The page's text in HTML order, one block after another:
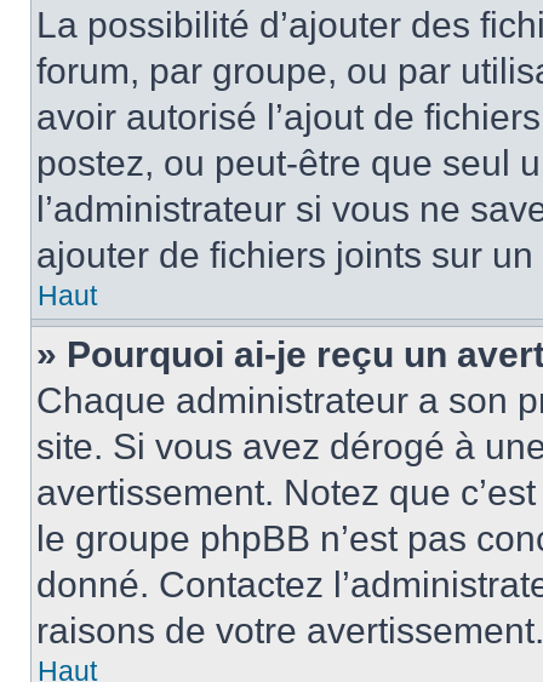
La possibilité d’ajouter des
forum, par groupe, ou par
avoir autorisé l’ajout de
postez, ou peut-être que seul
l’administrateur si vous ne
ajouter de fichiers joints sur un
Haut
» Pourquoi ai-je reçu un
Chaque administrateur a son
site. Si vous avez dérogé à
avertissement. Notez que
le groupe phpBB n’est pas
donné. Contactez
raisons de votre avertissement.
Haut